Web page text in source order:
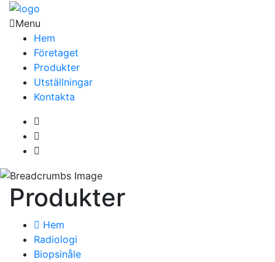
Menu
Hem
Företaget
Produkter
Utställningar
Kontakta
Produkter
Hem
Radiologi
Biopsinåle